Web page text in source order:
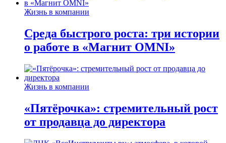
Жизнь в компании
Среда быстрого роста: три истории
о работе в «Магнит OMNI»
Жизнь в компании
«Пятёрочка»: стремительный рост
от продавца до директора